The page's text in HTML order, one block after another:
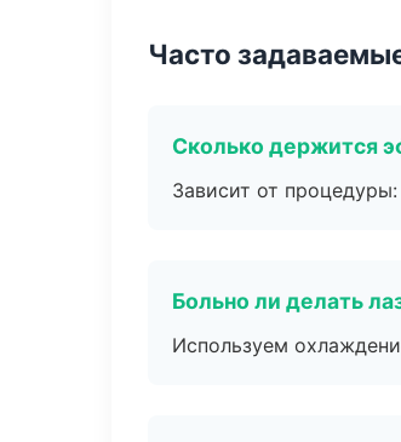
Часто
Сколько держится
Зависит от
Больно ли делать
Используем